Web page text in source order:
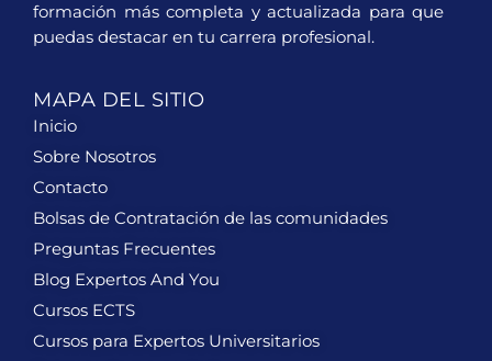
formación más completa y actualizada para que
puedas destacar en tu carrera profesional.
MAPA DEL SITIO
Inicio
Sobre Nosotros
Contacto
Bolsas de Contratación de las comunidades
Preguntas Frecuentes
Blog Expertos And You
Cursos ECTS
Cursos para Expertos Universitarios